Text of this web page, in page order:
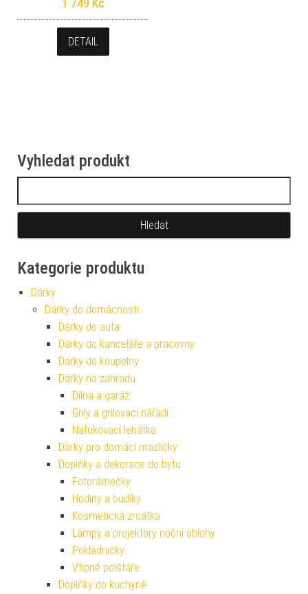
1 749 Kč
DETAIL
Vyhledat produkt
Kategorie produktu
Dárky
Dárky do domácnosti
Dárky do auta
Dárky do kanceláře a pracovny
Dárky do koupelny
Dárky na zahradu
Dílna a garáž
Grily a grilovací nářadí
Nafukovací lehátka
Dárky pro domácí mazlíčky
Doplňky a dekorace do bytu
Fotorámečky
Hodiny a budíky
Kosmetická zrcátka
Lampy a projektory noční oblohy
Pokladničky
Vtipné polštáře
Doplňky do kuchyně